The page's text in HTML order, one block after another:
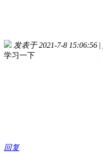
发表于 2021-7-8 15:06:56 |
学习一下
回复